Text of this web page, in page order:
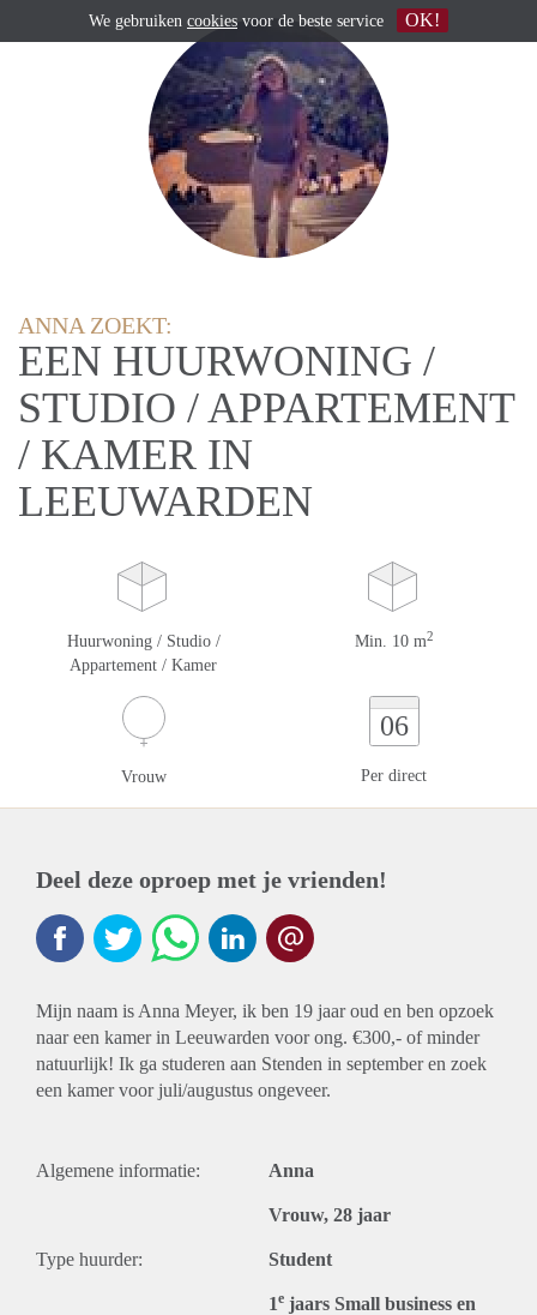
ANNA ZOEKT:
EEN HUURWONING /
STUDIO / APPARTEMENT
/ KAMER IN
LEEUWARDEN
Huurwoning / Studio /
Appartement / Kamer
Min. 10 m2
Vrouw
06
Per direct
Deel deze oproep met je vrienden!
Mijn naam is Anna Meyer, ik ben 19 jaar oud en ben opzoek
naar een kamer in Leeuwarden voor ong. €300,- of minder
natuurlijk! Ik ga studeren aan Stenden in september en zoek
een kamer voor juli/augustus ongeveer.
Algemene informatie: Anna
Vrouw, 28 jaar
Type huurder: Student
1e jaars Small business en
We gebruiken cookies voor de beste service OK!